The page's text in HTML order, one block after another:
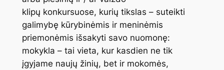
klipų konkursuose, kurių tikslas – suteikti
galimybę kūrybinėmis ir meninėmis
priemonėmis išsakyti savo nuomonę:
mokykla – tai vieta, kur kasdien ne tik
įgyjame naujų žinių, bet ir mokomės,